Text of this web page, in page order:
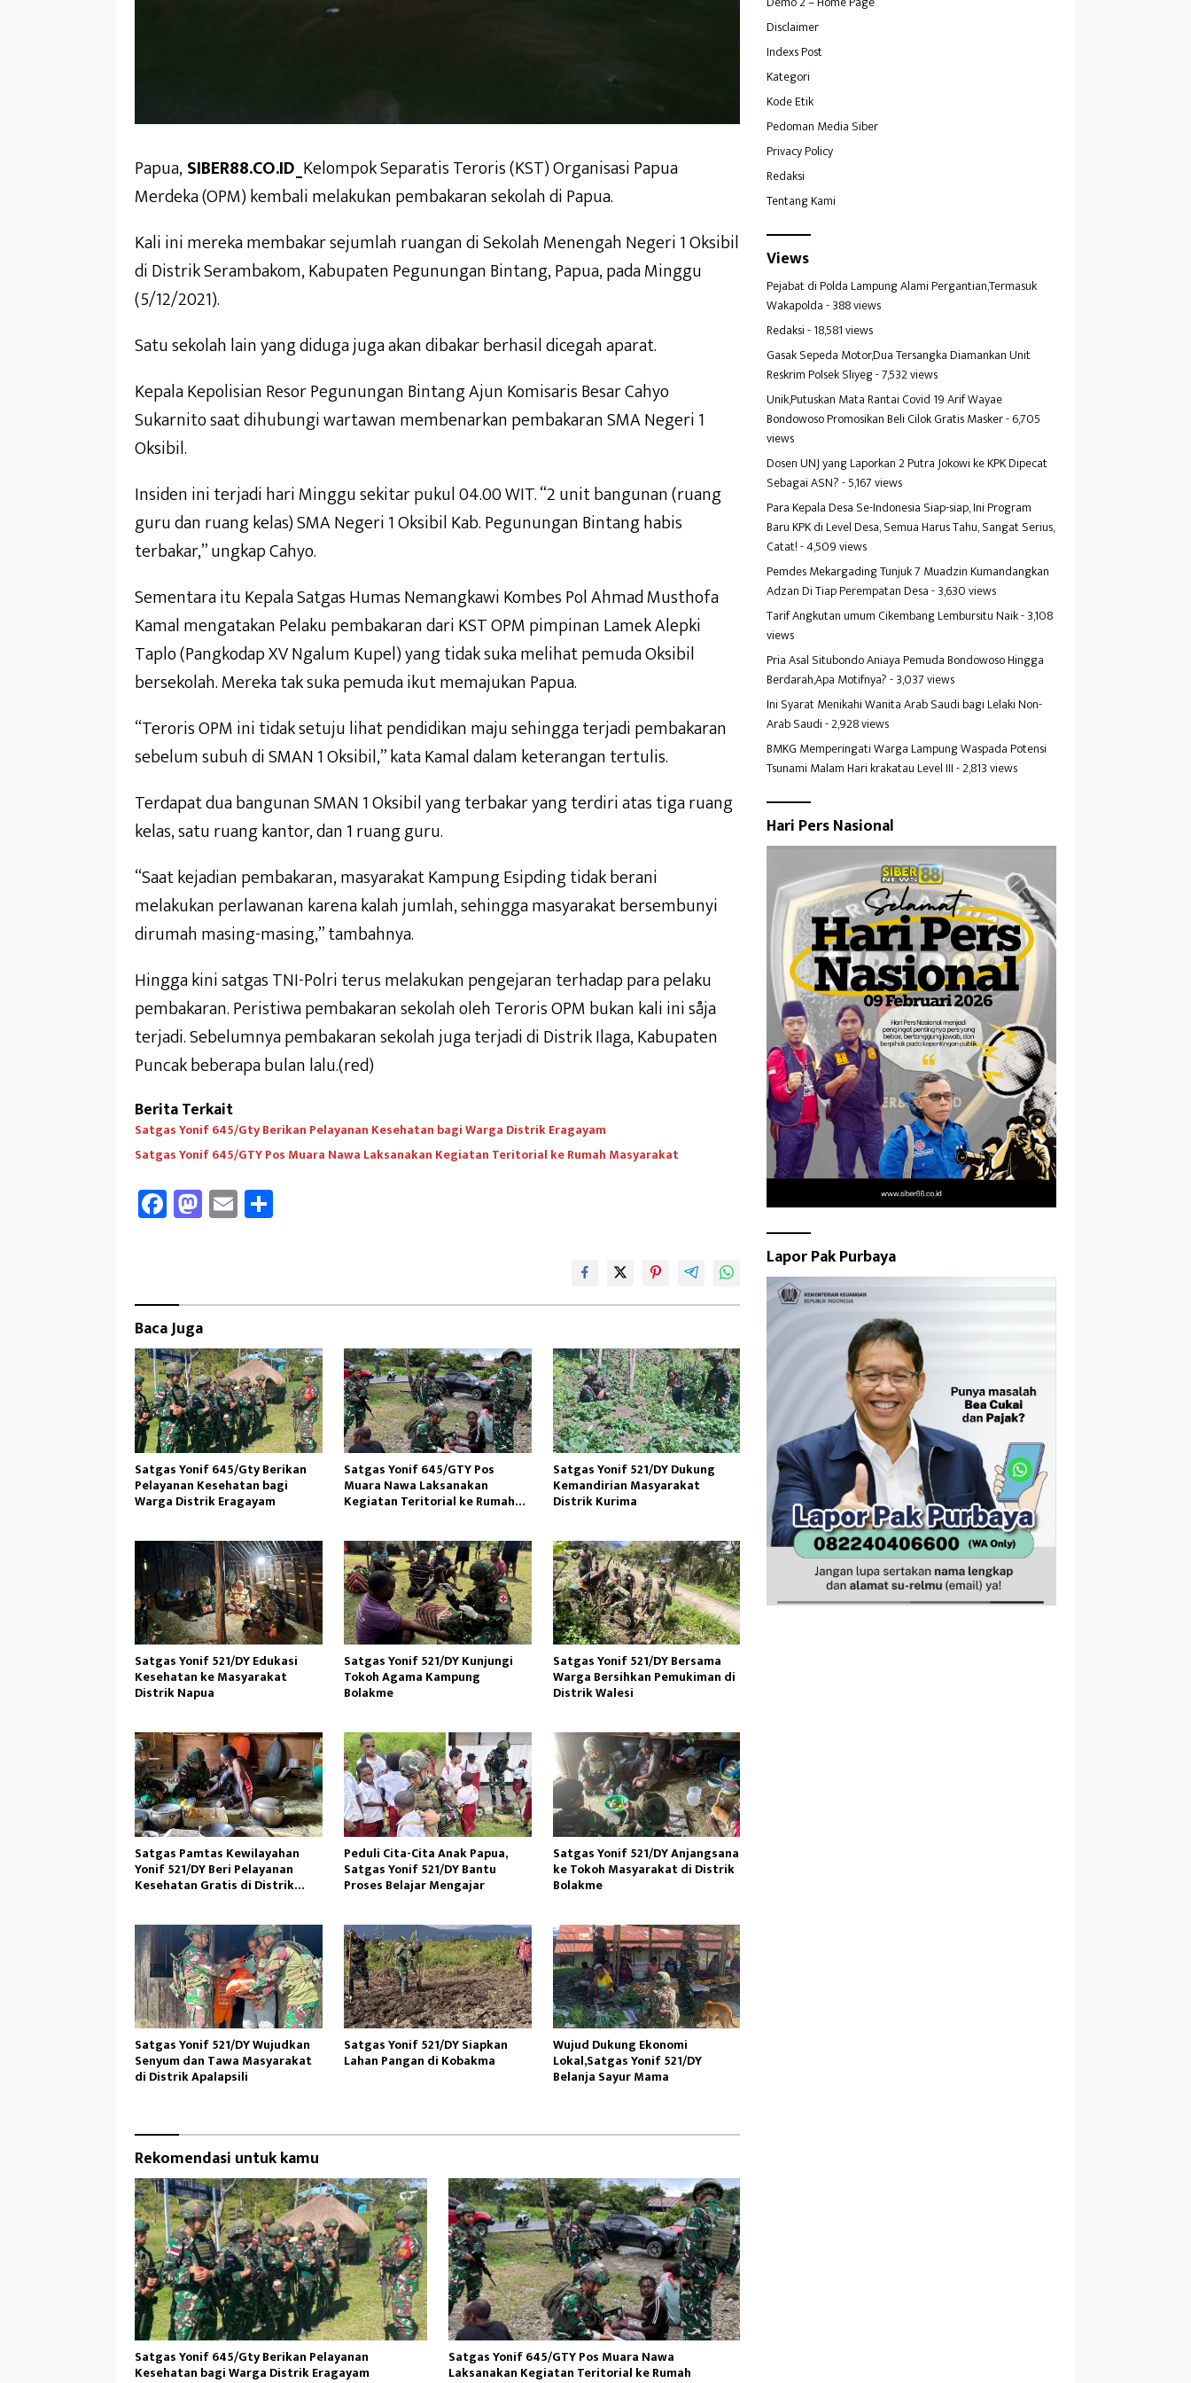
Papua,SIBER88.CO.ID_Kelompok Separatis Teroris (KST) Organisasi Papua
Merdeka (OPM) kembali melakukan pembakaran sekolah di Papua.
Kali ini mereka membakar sejumlah ruangan di Sekolah Menengah Negeri 1 Oksibil
di Distrik Serambakom, Kabupaten Pegunungan Bintang, Papua, pada Minggu
(5/12/2021).
Satu sekolah lain yang diduga juga akan dibakar berhasil dicegah aparat.
Kepala Kepolisian Resor Pegunungan Bintang Ajun Komisaris Besar Cahyo
Sukarnito saat dihubungi wartawan membenarkan pembakaran SMA Negeri 1
Oksibil.
Insiden ini terjadi hari Minggu sekitar pukul 04.00 WIT. “2 unit bangunan (ruang
guru dan ruang kelas) SMA Negeri 1 Oksibil Kab. Pegunungan Bintang habis
terbakar,” ungkap Cahyo.
Sementara itu Kepala Satgas Humas Nemangkawi Kombes Pol Ahmad Musthofa
Kamal mengatakan Pelaku pembakaran dari KST OPM pimpinan Lamek Alepki
Taplo (Pangkodap XV Ngalum Kupel) yang tidak suka melihat pemuda Oksibil
bersekolah. Mereka tak suka pemuda ikut memajukan Papua.
“Teroris OPM ini tidak setuju lihat pendidikan maju sehingga terjadi pembakaran
sebelum subuh di SMAN 1 Oksibil,” kata Kamal dalam keterangan tertulis.
Terdapat dua bangunan SMAN 1 Oksibil yang terbakar yang terdiri atas tiga ruang
kelas, satu ruang kantor, dan 1 ruang guru.
“Saat kejadian pembakaran, masyarakat Kampung Esipding tidak berani
melakukan perlawanan karena kalah jumlah, sehingga masyarakat bersembunyi
dirumah masing-masing,” tambahnya.
Hingga kini satgas TNI-Polri terus melakukan pengejaran terhadap para pelaku
pembakaran. Peristiwa pembakaran sekolah oleh Teroris OPM bukan kali ini såja
terjadi. Sebelumnya pembakaran sekolah juga terjadi di Distrik Ilaga, Kabupaten
Puncak beberapa bulan lalu.(red)
Berita Terkait
Satgas Yonif 645/Gty Berikan Pelayanan Kesehatan bagi Warga Distrik Eragayam
Satgas Yonif 645/GTY Pos Muara Nawa Laksanakan Kegiatan Teritorial ke Rumah Masyarakat
Fa
ce
k
M
as
o
n
E
m
Baca Juga
Satgas Yonif 645/Gty Berikan
Pelayanan Kesehatan bagi
Warga Distrik Eragayam
Satgas Yonif 645/GTY Pos
Muara Nawa Laksanakan
Kegiatan Teritorial ke Rumah
Satgas Yonif 521/DY Dukung
Kemandirian Masyarakat
Distrik Kurima
Satgas Yonif 521/DY Edukasi
Kesehatan ke Masyarakat
Distrik Napua
Satgas Yonif 521/DY Kunjungi
Tokoh Agama Kampung
Bolakme
Satgas Yonif 521/DY Bersama
Warga Bersihkan Pemukiman di
Distrik Walesi
Satgas Pamtas Kewilayahan
Yonif 521/DY Beri Pelayanan
Kesehatan Gratis di Distrik
Peduli Cita-Cita Anak Papua,
Satgas Yonif 521/DY Bantu
Proses Belajar Mengajar
Satgas Yonif 521/DY Anjangsana
ke Tokoh Masyarakat di Distrik
Bolakme
Satgas Yonif 521/DY Wujudkan
Senyum dan Tawa Masyarakat
di Distrik Apalapsili
Satgas Yonif 521/DY Siapkan
Lahan Pangan di Kobakma
Wujud Dukung Ekonomi
Lokal,Satgas Yonif 521/DY
Belanja Sayur Mama
Rekomendasi untuk kamu
Satgas Yonif 645/Gty Berikan Pelayanan
Kesehatan bagi Warga Distrik Eragayam
Satgas Yonif 645/GTY Pos Muara Nawa
Laksanakan Kegiatan Teritorial ke Rumah
Disclaimer
Indexs Post
Kategori
Kode Etik
Pedoman Media Siber
Privacy Policy
Redaksi
Tentang Kami
Views
Pejabat di Polda Lampung Alami Pergantian,Termasuk
Wakapolda- 388 views
Redaksi- 18,581 views
Gasak Sepeda Motor,Dua Tersangka Diamankan Unit
Reskrim Polsek Sliyeg- 7,532 views
Unik,Putuskan Mata Rantai Covid 19 Arif Wayae
Bondowoso Promosikan Beli Cilok Gratis Masker- 6,705
views
Dosen UNJ yang Laporkan 2 Putra Jokowi ke KPK Dipecat
Sebagai ASN?- 5,167 views
Para Kepala Desa Se-Indonesia Siap-siap, Ini Program
Baru KPK di Level Desa, Semua Harus Tahu, Sangat Serius,
Catat!- 4,509 views
Pemdes Mekargading Tunjuk 7 Muadzin Kumandangkan
Adzan Di Tiap Perempatan Desa- 3,630 views
Tarif Angkutan umum Cikembang Lembursitu Naik- 3,108
views
Pria Asal Situbondo Aniaya Pemuda Bondowoso Hingga
Berdarah,Apa Motifnya?- 3,037 views
Ini Syarat Menikahi Wanita Arab Saudi bagi Lelaki Non-
Arab Saudi- 2,928 views
BMKG Memperingati Warga Lampung Waspada Potensi
Tsunami Malam Hari krakatau Level III- 2,813 views
Hari Pers Nasional
Lapor Pak Purbaya